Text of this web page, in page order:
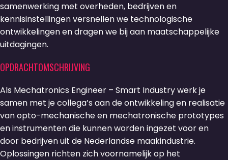
samenwerking met overheden, bedrijven en
kennisinstellingen versnellen we technologische
ontwikkelingen en dragen we bij aan maatschappelijke
uitdagingen.
OPDRACHTOMSCHRIJVING
Als Mechatronics Engineer – Smart Industry werk je
samen met je collega’s aan de ontwikkeling en realisatie
van opto-mechanische en mechatronische prototypes
en instrumenten die kunnen worden ingezet voor en
door bedrijven uit de Nederlandse maakindustrie.
Oplossingen richten zich voornamelijk op het